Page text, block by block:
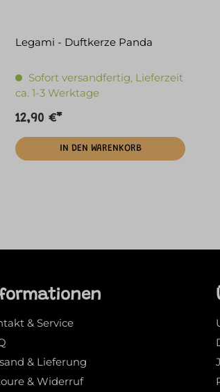
Legami - Duftkerze Panda
Sofort versandfertig, Lieferzeit
ca. 1-3 Werktage
12,90 €*
IN DEN WARENKORB
& Service
& Lieferung
& Widerruf